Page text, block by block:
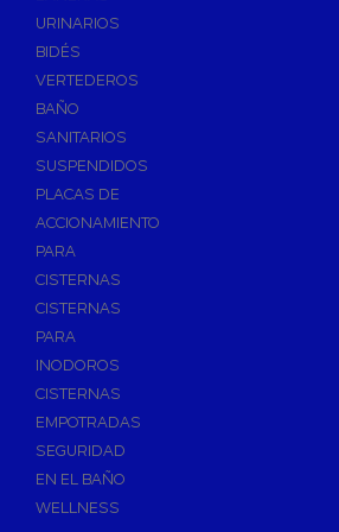
Válvulas de Esfera
Válvulas de Escuadra y Lavadora
Válvulas Reductoras de Presión
Válvulas de Retención
Electroválvulas
Válvulas de Compuerta
Válvulas de Contadores
Llaves de Paso
Accesorios de Valvulería
Calderines
Herramientas y Vestuario
Adhesivos Instantaneos
Selladores y Masillas
URINARIOS
BIDÉS
VERTEDEROS
BAÑO
SANITARIOS
SUSPENDIDOS
PLACAS DE
ACCIONAMIENTO
PARA
CISTERNAS
CISTERNAS
PARA
INODOROS
CISTERNAS
EMPOTRADAS
SEGURIDAD
EN EL BAÑO
WELLNESS